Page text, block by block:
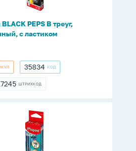
PEPS В треуг,
с ластиком
35834
35834 КОД
ШТРИХКОД